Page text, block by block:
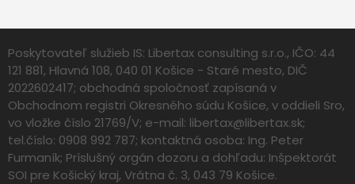
Poskytovateľ služieb IS: Libertax consulting s.r.o., IČO: 44
121 881, Hlavná 108, 040 01 Košice - Staré mesto, DIČ
2022602417; obchodná spoločnosť zapísaná v
Obchodnom registri Okresného súdu Košice, v oddieli Sro,
vo vložke číslo 21769/V; e-mail: libertax@libertax.sk;
tel.číslo: 0908 992 787; kontaktná osoba: Ing. Peter
Furmaník; Príslušný orgán dozoru a dohľadu: Inšpektorát
SOI pre Košický kraj, Vrátna č. 3, 043 79 Košice.